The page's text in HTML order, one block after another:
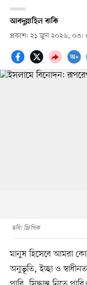
আবদুল্লাহিল বাকি
প্রকাশ: ২১ জুন ২০২৬, ০৩:
ছবি: ফ্রিপিক
মানুষ হিসেবে আমরা
অনুভূতি, ইচ্ছা ও